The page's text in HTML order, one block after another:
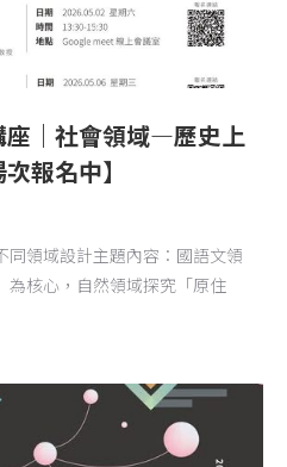
座｜社會領域—歷史上
報名中】
領域設計主題內容：國語文領
為核心，自然領域探究「原住